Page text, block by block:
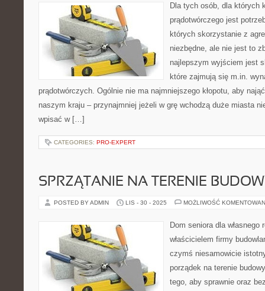
Dla tych osób, dla których
prądotwórczego jest
których skorzystanie z
niezbędne, ale nie jest to
najlepszym wyjściem jest
które zajmują się m.in.
prądotwórczych. Ogólnie nie ma najmniejszego kłopotu, aby
naszym kraju – przynajmniej jeżeli w grę wchodzą duże miasta
wpisać w […]
CATEGORIES: PRO-EXPERT
SPRZĄTANIE NA TERENIE
POSTED BY ADMIN LIS - 30 - 2025 MOŻLIWOŚĆ
Dom seniora dla
właścicielem firmy
czymś niesamowicie
porządek na terenie
tego, aby sprawnie oraz